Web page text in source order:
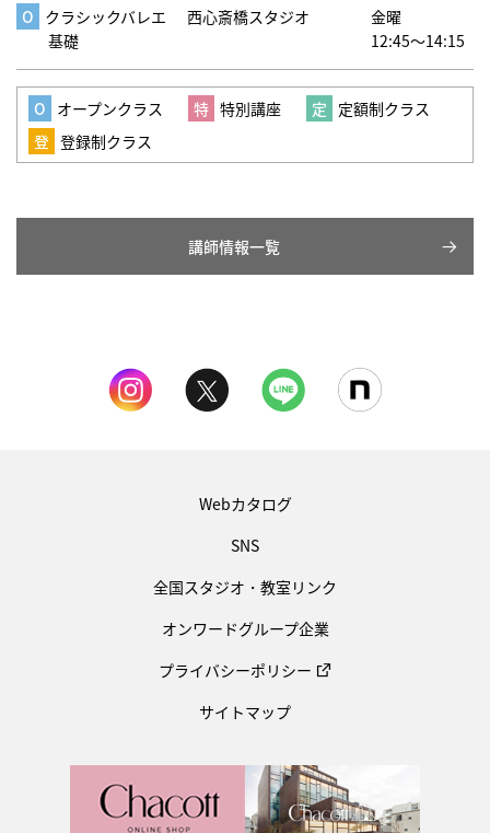
クラシックバレエ
基礎
西心斎橋スタジオ
金曜
12:45～14:15
オープンクラス 特別講座
定額制クラス
登録制クラス
講師情報一覧
Webカタログ
SNS
全国スタジオ・教室リンク
オンワードグループ企業
プライバシーポリシー
サイトマップ